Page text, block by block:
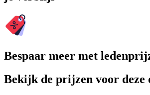
Bespaar meer met
Bekijk de prijzen voor deze